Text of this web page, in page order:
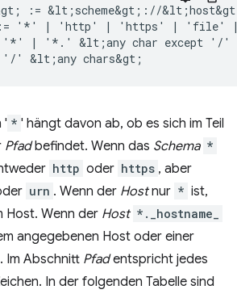
:= &lt;scheme&gt;://
:= '*' | 'http' | 'https' |
'*' | '*.' &lt;any char except '/'
' * ' hängt davon ab, ob es sich im Teil
Pfadbefindet. Wenn das Schema *
http oder https , aber
urn . Wenn der Hostnur * ist,
Host. Wenn der Host *._hostname_
angegebenen Host oder einer
Im Abschnitt Pfadentspricht jedes
In der folgenden Tabelle sind